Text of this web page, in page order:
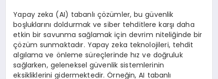
Yapay zeka (AI) tabanlı çözümler, bu güvenlik
boşluklarını doldurmak ve siber tehditlere karşı daha
etkin bir savunma sağlamak için devrim niteliğinde bir
çözüm sunmaktadır. Yapay zeka teknolojileri, tehdit
algılama ve önleme süreçlerinde hız ve doğruluk
sağlarken, geleneksel güvenlik sistemlerinin
eksikliklerini gidermektedir. Örneğin, AI tabanlı